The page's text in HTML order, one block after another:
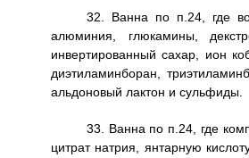
32. Ванна по п.24, где
алюминия, глюкамины,
инвертированный сахар, ион
диэтиламинборан,
альдоновый лактон и сульфиды.
33. Ванна по п.24, где
цитрат натрия, янтарную